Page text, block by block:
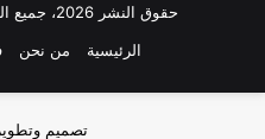
حقوق النشر 2026، جميع الحقوق محفوظة © نبأ مصر
الرئيسية
من نحن
تصميم